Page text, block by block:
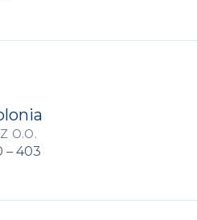
O.O.
– 403